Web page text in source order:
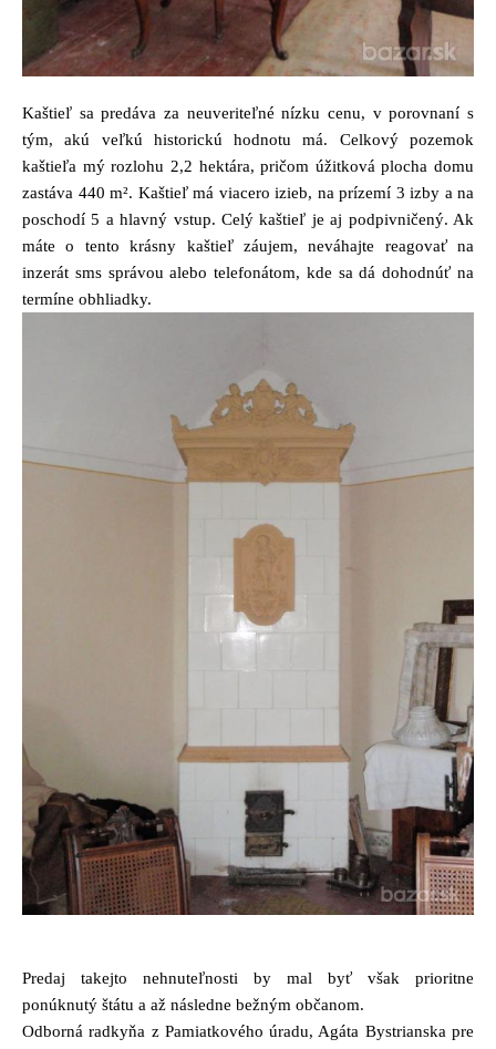
Kaštieľ sa predáva za neuveriteľné nízku cenu, v porovnaní s
tým, akú veľkú historickú hodnotu má. Celkový pozemok
kaštieľa mý rozlohu 2,2 hektára, pričom úžitková plocha domu
zastáva 440 m². Kaštieľ má viacero izieb, na prízemí 3 izby a na
poschodí 5 a hlavný vstup. Celý kaštieľ je aj podpivničený. Ak
máte o tento krásny kaštieľ záujem, neváhajte reagovať na
inzerát sms správou alebo telefonátom, kde sa dá dohodnúť na
termíne obhliadky.
Predaj takejto nehnuteľnosti by mal byť však prioritne
ponúknutý štátu a až následne bežným občanom.
Odborná radkyňa z Pamiatkového úradu, Agáta Bystrianska pre